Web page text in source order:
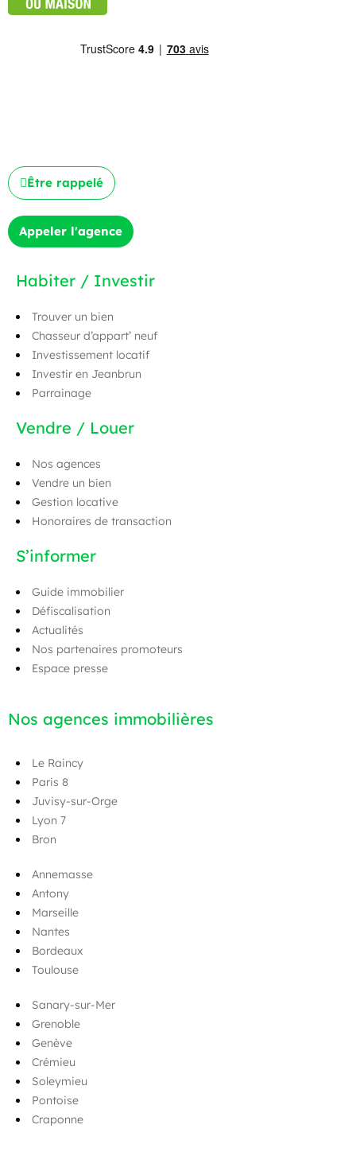
Être rappelé
Appeler l'agence
Habiter / Investir
Trouver un bien
Chasseur d’appart’ neuf
Investissement locatif
Investir en Jeanbrun
Parrainage
Vendre / Louer
Nos agences
Vendre un bien
Gestion locative
Honoraires de transaction
S’informer
Guide immobilier
Défiscalisation
Actualités
Nos partenaires promoteurs
Espace presse
Nos agences immobilières
Le Raincy
Paris 8
Juvisy-sur-Orge
Lyon 7
Bron
Annemasse
Antony
Marseille
Nantes
Bordeaux
Toulouse
Sanary-sur-Mer
Grenoble
Genève
Crémieu
Soleymieu
Pontoise
Craponne